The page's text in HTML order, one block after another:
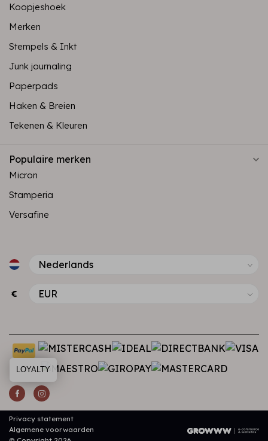
Koopjeshoek
Merken
Stempels & Inkt
Junk journaling
Paperpads
Haken & Breien
Tekenen & Kleuren
Populaire merken
Micron
Stamperia
Versafine
€
Privacy statement
Algemene voorwaarden
LOYALTY